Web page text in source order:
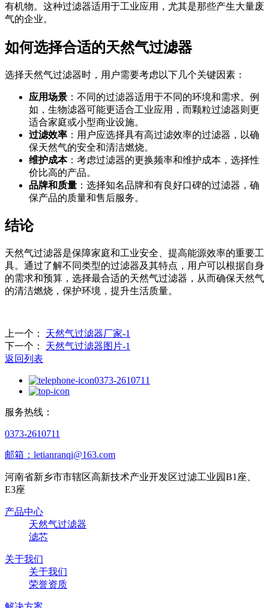
有机物。这种过滤器适用于工业应用，尤其是那些产生大量废
气的企业。
如何选择合适的天然气过滤器
选择天然气过滤器时，用户需要考虑以下几个关键因素：
应用场景 ：不同的过滤器适用于不同的环境和需求。例
如，生物滤器可能更适合工业应用，而颗粒过滤器则更
适合家庭或小型商业设施。
过滤效率 ：用户应选择具有高过滤效率的过滤器，以确
保天然气的安全和清洁燃烧。
维护成本：考虑过滤器的更换频率和维护成本，选择性
价比高的产品。
品牌和质量 ：选择知名品牌和有良好口碑的过滤器，确
保产品的质量和售后服务。
结论
天然气过滤器是保障家庭和工业安全、提高能源效率的重要工
具。通过了解不同类型的过滤器及其特点，用户可以根据自身
的需求和预算，选择最合适的天然气过滤器，从而确保天然气
的清洁燃烧，保护环境，提升生活质量。
上一个：
天然气过滤器厂家-1
下一个：
天然气过滤器图片-1
返回列表
0373-2610711
服务热线：
0373-2610711
邮箱：letianranqi@163.com
河南省新乡市市辖区高新技术产业开发区过滤工业园B1座、
E3座
产品中心
天然气过滤器
滤芯
关于我们
关于我们
荣誉资质